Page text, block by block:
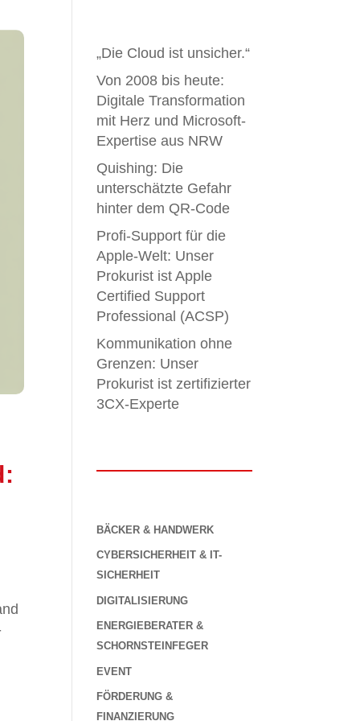
„Die Cloud ist unsicher.“
Von 2008 bis heute:
Digitale Transformation
mit Herz und Microsoft-
Expertise aus NRW
Quishing: Die
unterschätzte Gefahr
hinter dem QR-Code
Profi-Support für die
Apple-Welt: Unser
Prokurist ist Apple
Certified Support
Professional (ACSP)
Kommunikation ohne
Grenzen: Unser
Prokurist ist zertifizierter
3CX-Experte
BÄCKER & HANDWERK
CYBERSICHERHEIT & IT-
SICHERHEIT
DIGITALISIERUNG
ENERGIEBERATER &
SCHORNSTEINFEGER
EVENT
FÖRDERUNG &
FINANZIERUNG